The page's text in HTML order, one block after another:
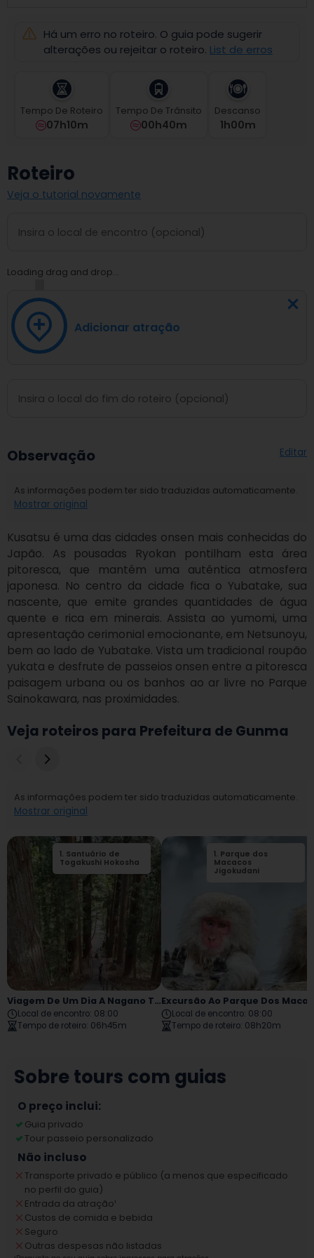
date.
key
to
shortcuts
for
changing
Há um erro no roteiro. O guia pode sugerir
alterações ou rejeitar o roteiro. List de erros
Tempo De Roteiro
07h10m
Tempo De Trânsito
00h40m
Descanso
1H00M
Roteiro
Veja o tutorial novamente
Loading drag and drop...
Adicionar atração
Observação Editar
As informações podem ter sido traduzidas automaticamente.
Mostrar original
Kusatsu é uma das cidades onsen mais conhecidas do
Japão. As pousadas Ryokan pontilham esta área
pitoresca, que mantém uma autêntica atmosfera
japonesa. No centro da cidade fica o Yubatake, sua
nascente, que emite grandes quantidades de água
quente e rica em minerais. Assista ao yumomi, uma
apresentação cerimonial emocionante, em Netsunoyu,
bem ao lado de Yubatake. Vista um tradicional roupão
yukata e desfrute de passeios onsen entre a pitoresca
paisagem urbana ou os banhos ao ar livre no Parque
Sainokawara, nas proximidades.
Veja roteiros para Prefeitura de Gunma
As informações podem ter sido traduzidas automaticamente.
Mostrar original
1. Santuário de
Togakushi Hokosha
2 Santuário de
Togakushi
Santuário Médio
Viagem De Um Dia A Nagano Togakushi
Local de encontro: 08:00
Tempo de roteiro: 06h45m
1. Parque dos
Macacos
Jigokudani
Local de encontro: 08:00
Tempo de roteiro: 08h20m
Sobre tours com guias
O preço inclui:
Guia privado
Tour passeio personalizado
Não incluso
Transporte privado e público (a menos que especificado
no perfil do guia)
Entrada da atração¹
Custos de comida e bebida
Seguro
Outras despesas não listadas